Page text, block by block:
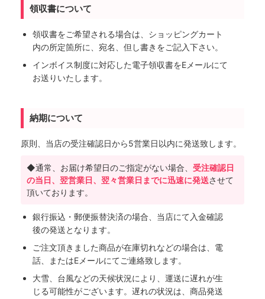
領収書について
領収書をご希望される場合は、ショッピングカート
内の所定箇所に、宛名、但し書きをご記入下さい。
インボイス制度に対応した電子領収書をEメールにて
お送りいたします。
納期について
原則、当店の受注確認日から5営業日以内に発送致します。
◆通常、お届け希望日のご指定がない場合、 受注確認日
の当日、翌営業日、翌々営業日までに迅速に発送させて
頂いております。
銀行振込・郵便振替決済の場合、当店にて入金確認
後の発送となります。
ご注文頂きました商品が在庫切れなどの場合は、電
話、またはEメールにてご連絡致します。
大雪、台風などの天候状況により、運送に遅れが生
じる可能性がございます。遅れの状況は、商品発送